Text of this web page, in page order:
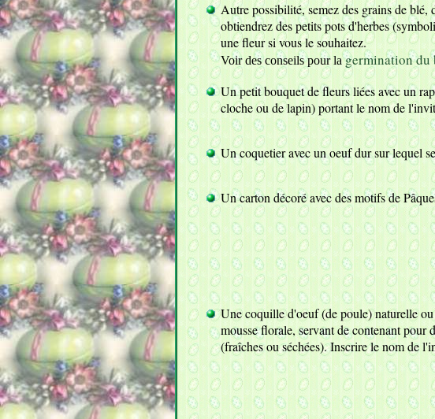
Autre possibilité, semez des grains de blé,
obtiendrez des petits pots d'herbes
une fleur si vous le souhaitez.
Voir des conseils pour lagermination du
Un petit bouquet de fleurs liées avec un
cloche ou de lapin) portant le nom de
Un coquetier avec un oeuf dur sur lequel
Un carton décoré avec des motifs de
Une coquille d'oeuf (de poule) naturelle
mousse florale, servant de contenant pour
(fraîches ou séchées). Inscrire le nom de